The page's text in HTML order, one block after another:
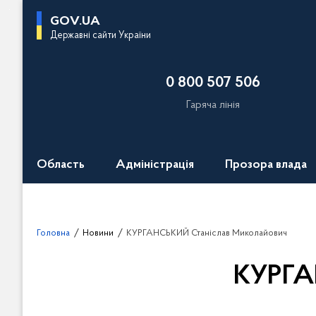
GOV.UA
Державні сайти України
0 800 507 506
Гаряча лінія
Область Адміністрація Прозора влада
Головна Новини КУРГАНСЬКИЙ Станіслав Миколайович